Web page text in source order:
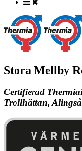
Stora Mellby
Certifierad
Trollhättan,